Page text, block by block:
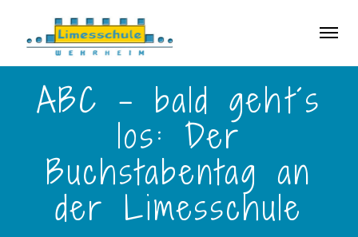
ABC – bald geht´s
los: Der
Buchstabentag an
der Limesschule